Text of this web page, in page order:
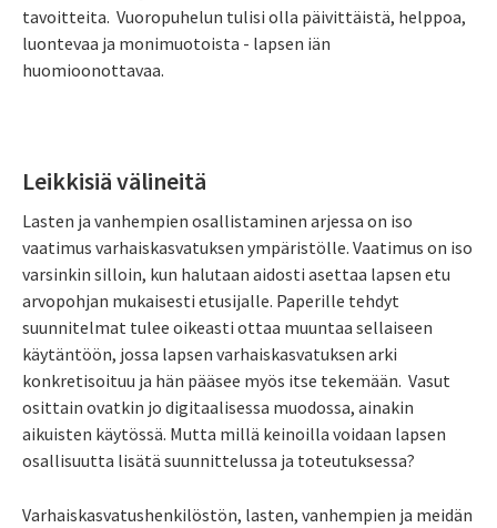
tavoitteita. Vuoropuhelun tulisi olla päivittäistä, helppoa,
luontevaa ja monimuotoista - lapsen iän
huomioonottavaa.
Leikkisiä välineitä
Lasten ja vanhempien osallistaminen arjessa on iso
vaatimus varhaiskasvatuksen ympäristölle. Vaatimus on iso
varsinkin silloin, kun halutaan aidosti asettaa lapsen etu
arvopohjan mukaisesti etusijalle. Paperille tehdyt
suunnitelmat tulee oikeasti ottaa muuntaa sellaiseen
käytäntöön, jossa lapsen varhaiskasvatuksen arki
konkretisoituu ja hän pääsee myös itse tekemään. Vasut
osittain ovatkin jo digitaalisessa muodossa, ainakin
aikuisten käytössä. Mutta millä keinoilla voidaan lapsen
osallisuutta lisätä suunnittelussa ja toteutuksessa?
Varhaiskasvatushenkilöstön, lasten, vanhempien ja meidän